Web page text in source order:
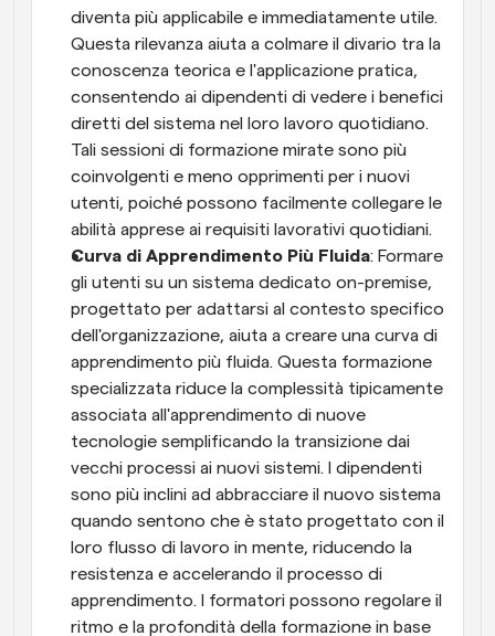
diventa più applicabile e immediatamente utile.
Questa rilevanza aiuta a colmare il divario tra la
conoscenza teorica e l'applicazione pratica,
consentendo ai dipendenti di vedere i benefici
diretti del sistema nel loro lavoro quotidiano.
Tali sessioni di formazione mirate sono più
coinvolgenti e meno opprimenti per i nuovi
utenti, poiché possono facilmente collegare le
abilità apprese ai requisiti lavorativi quotidiani.
Curva di Apprendimento Più Fluida: Formare
gli utenti su un sistema dedicato on-premise,
progettato per adattarsi al contesto specifico
dell'organizzazione, aiuta a creare una curva di
apprendimento più fluida. Questa formazione
specializzata riduce la complessità tipicamente
associata all'apprendimento di nuove
tecnologie semplificando la transizione dai
vecchi processi ai nuovi sistemi. I dipendenti
sono più inclini ad abbracciare il nuovo sistema
quando sentono che è stato progettato con il
loro flusso di lavoro in mente, riducendo la
resistenza e accelerando il processo di
apprendimento. I formatori possono regolare il
ritmo e la profondità della formazione in base